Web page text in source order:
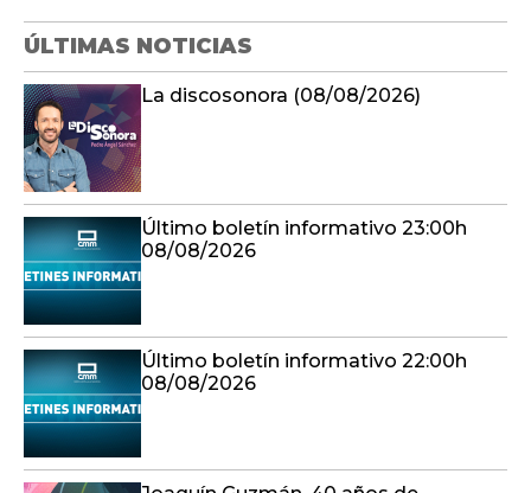
ÚLTIMAS NOTICIAS
La discosonora (08/08/2026)
Último boletín informativo 23:00h
08/08/2026
Último boletín informativo 22:00h
08/08/2026